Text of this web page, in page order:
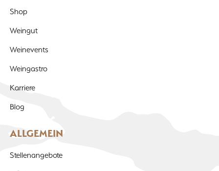
Shop
Weingut
Weinevents
Weingastro
Karriere
Blog
ALLGEMEIN
Stellenangebote